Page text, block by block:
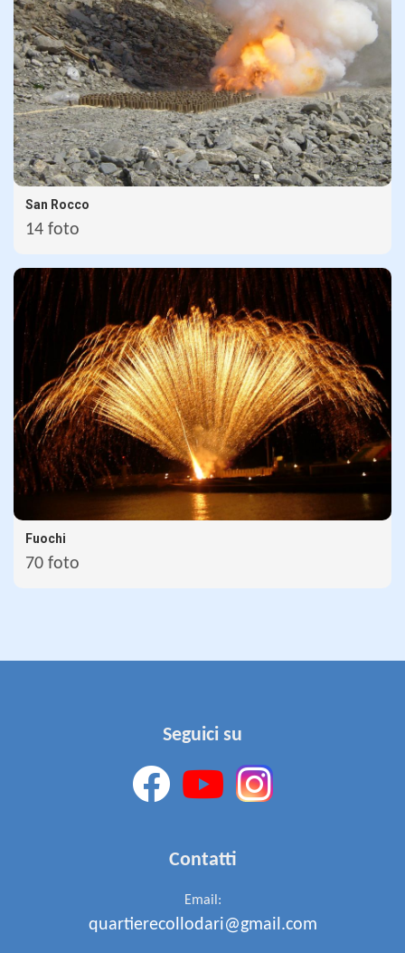
San Rocco
14 foto
Fuochi
70 foto
Seguici su
Contatti
Email:
quartierecollodari@gmail.com